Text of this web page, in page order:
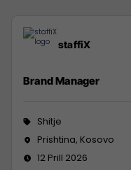
staffiX
Brand Manager
Shitje
Prishtina, Kosovo
12 Prill 2026